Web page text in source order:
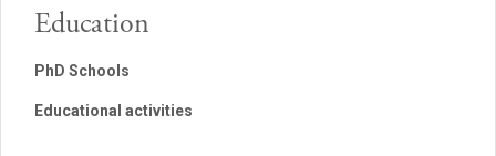
Education
PhD Schools
Educational activities